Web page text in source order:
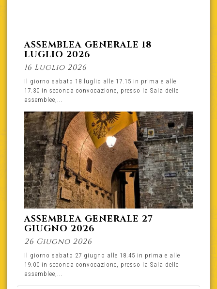
ASSEMBLEA GENERALE 18
LUGLIO 2026
16 Luglio 2026
Il giorno sabato 18 luglio alle 17.15 in prima e alle
17.30 in seconda convocazione, presso la Sala delle
assemblee,...
ASSEMBLEA GENERALE 27
GIUGNO 2026
26 Giugno 2026
Il giorno sabato 27 giugno alle 18.45 in prima e alle
19.00 in seconda convocazione, presso la Sala delle
assemblee,...